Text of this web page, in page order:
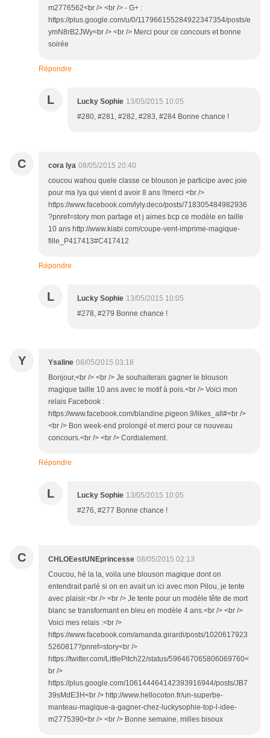
m2776562<br /> <br /> - G+ :
https://plus.google.com/u/0/117966155284922347354/posts/e
ymN8rB2JWy<br /> <br /> Merci pour ce concours et bonne
soirée
Répondre
L Lucky Sophie 13/05/2015 10:05
#280, #281, #282, #283, #284 Bonne chance !
C cora lya 08/05/2015 20:40
coucou wahou quele classe ce blouson je participe avec joie
pour ma lya qui vient d avoir 8 ans !!merci <br />
https://www.facebook.com/lyly.deco/posts/718305484982936
?pnref=story mon partage et j aimes bcp ce modèle en taille
10 ans http://www.kiabi.com/coupe-vent-imprime-magique-
fille_P417413#C417412
Répondre
L Lucky Sophie 13/05/2015 10:05
#278, #279 Bonne chance !
Y Ysaline 08/05/2015 03:18
Bonjour,<br /> <br /> Je souhaiterais gagner le blouson
magique taille 10 ans avec le motif à pois.<br /> Voici mon
relais Facebook :
https://www.facebook.com/blandine.pigeon.9/likes_all#<br />
<br /> Bon week-end prolongé et merci pour ce nouveau
concours.<br /> <br /> Cordialement.
Répondre
L Lucky Sophie 13/05/2015 10:05
#276, #277 Bonne chance !
C CHLOEestUNEprincesse 08/05/2015 02:13
Coucou, hé la la, voila une blouson magique dont on
entendrait parlé si on en avait un ici avec mon Pilou, je tente
avec plaisir.<br /> <br /> Je tente pour un modèle tête de mort
blanc se transformant en bleu en modèle 4 ans.<br /> <br />
Voici mes relais :<br />
https://www.facebook.com/amanda.girardi/posts/1020617923
5260817?pnref=story<br />
https://twitter.com/LittlePitch22/status/596467065806069760<
br />
https://plus.google.com/106144464142393916944/posts/JB7
39sMdE3H<br /> http://www.hellocoton.fr/un-superbe-
manteau-magique-a-gagner-chez-luckysophie-top-l-idee-
m2775390<br /> <br /> Bonne semaine, milles bisoux